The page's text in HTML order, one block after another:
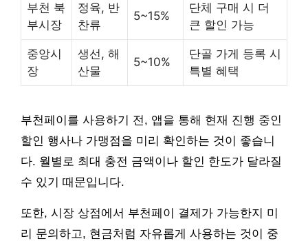
부천 북
부시장
정육, 반
찬류
5~15%
단체 구매 시 더
큰 할인 가능
중앙시
장
생선, 해
산물
5~10%
단골 가게 등록 시
특별 혜택
부천페이를 사용하기 전, 앱을 통해 현재 진행 중인
할인 행사나 가맹점을 미리 확인하는 것이 좋습니
다. 월별로 최대 충전 금액이나 할인 한도가 달라질
수 있기 때문입니다.
또한, 시장 상점에서 부천페이 결제가 가능한지 미
리 문의하고, 현금처럼 자유롭게 사용하는 것이 중